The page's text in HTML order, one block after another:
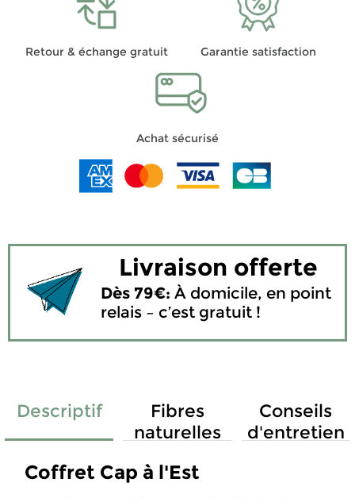
Retour & échange gratuit Garantie satisfaction
Achat sécurisé
Livraison offerte
Dès 79€: À domicile, en point
relais – c’est gratuit !
Descriptif
Coffret Cap à l'Est
Fibres
naturelles
Conseils
d'entretien